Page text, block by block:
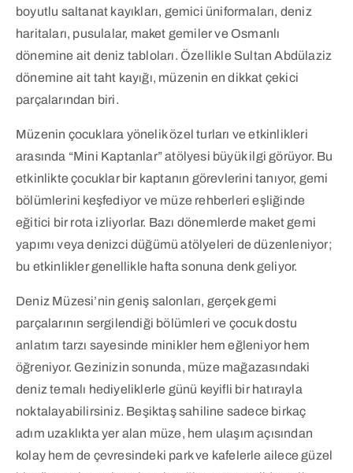
boyutlu saltanat kayıkları, gemici üniformaları, deniz
haritaları, pusulalar, maket gemiler ve Osmanlı
dönemine ait deniz tabloları. Özellikle Sultan Abdülaziz
dönemine ait taht kayığı, müzenin en dikkat çekici
parçalarından biri.
Müzenin çocuklara yönelik özel turları ve etkinlikleri
arasında “Mini Kaptanlar” atölyesi büyük ilgi görüyor. Bu
etkinlikte çocuklar bir kaptanın görevlerini tanıyor, gemi
bölümlerini keşfediyor ve müze rehberleri eşliğinde
eğitici bir rota izliyorlar. Bazı dönemlerde maket gemi
yapımı veya denizci düğümü atölyeleri de düzenleniyor;
bu etkinlikler genellikle hafta sonuna denk geliyor.
Deniz Müzesi’nin geniş salonları, gerçek gemi
parçalarının sergilendiği bölümleri ve çocuk dostu
anlatım tarzı sayesinde minikler hem eğleniyor hem
öğreniyor. Gezinizin sonunda, müze mağazasındaki
deniz temalı hediyeliklerle günü keyifli bir hatırayla
noktalayabilirsiniz. Beşiktaş sahiline sadece birkaç
adım uzaklıkta yer alan müze, hem ulaşım açısından
kolay hem de çevresindeki park ve kafelerle ailece güzel